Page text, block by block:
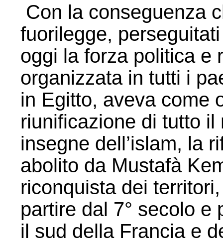
Con la conseguenza
fuorilegge,
oggi la forza politica e
organizzata in tutti i
in Egitto, aveva come
riunificazione di tutto
insegne dell’islam, la
abolito da Mustafà
riconquista dei
partire dal 7° secolo e
il sud della Francia e